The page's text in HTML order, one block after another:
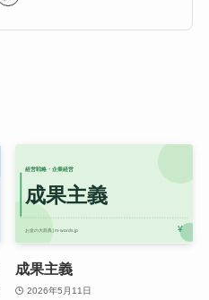
成果主義
2026年5月11日